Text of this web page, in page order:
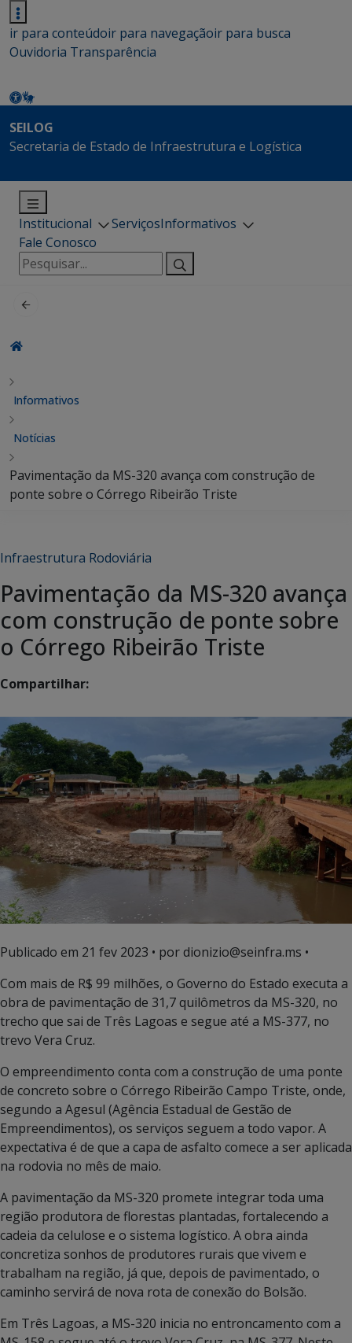
ir para conteúdoir para navegaçãoir para busca
Ouvidoria Transparência
SEILOG
Secretaria de Estado de Infraestrutura e Logística
Institucional ServiçosInformativos
Fale Conosco
Pesquisar
por:
Informativos
Notícias
Pavimentação da MS-320 avança com construção de
ponte sobre o Córrego Ribeirão Triste
Infraestrutura Rodoviária
Pavimentação da MS-320 avança
com construção de ponte sobre
o Córrego Ribeirão Triste
Compartilhar:
Publicado em 21 fev 2023 • por dionizio@seinfra.ms •
Com mais de R$ 99 milhões, o Governo do Estado executa a
obra de pavimentação de 31,7 quilômetros da MS-320, no
trecho que sai de Três Lagoas e segue até a MS-377, no
trevo Vera Cruz.
O empreendimento conta com a construção de uma ponte
de concreto sobre o Córrego Ribeirão Campo Triste, onde,
segundo a Agesul (Agência Estadual de Gestão de
Empreendimentos), os serviços seguem a todo vapor. A
expectativa é de que a capa de asfalto comece a ser aplicada
na rodovia no mês de maio.
A pavimentação da MS-320 promete integrar toda uma
região produtora de florestas plantadas, fortalecendo a
cadeia da celulose e o sistema logístico. A obra ainda
concretiza sonhos de produtores rurais que vivem e
trabalham na região, já que, depois de pavimentado, o
caminho servirá de nova rota de conexão do Bolsão.
Em Três Lagoas, a MS-320 inicia no entroncamento com a